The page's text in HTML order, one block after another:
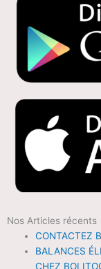
Nos Articles récents
CONTACTEZ
BALANCES
CHEZ